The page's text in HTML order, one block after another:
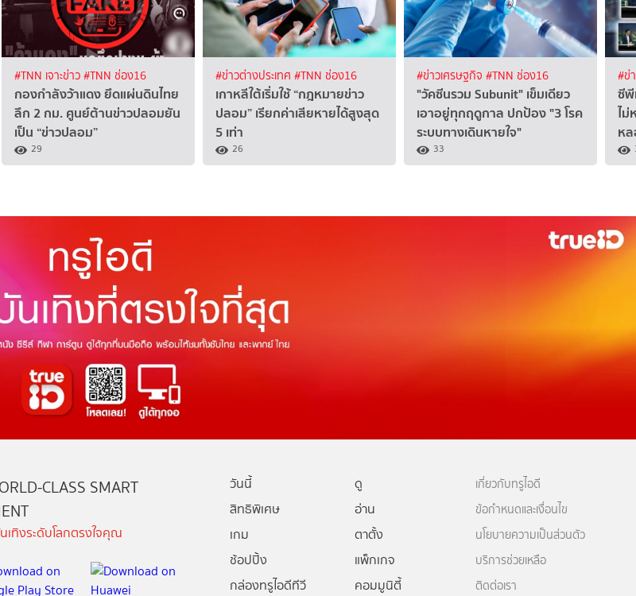
#TNN เจาะข่าว#TNN ช่อง16
กองกำลังว้าแดง ยึดแผ่นดินไทย
ลึก 2 กม. ศูนย์ต้านข่าวปลอมยัน
เป็น “ข่าวปลอม”
29
#ข่าวต่างประเทศ #TNN ช่อง16
เกาหลีใต้เริ่มใช้ “กฎหมายข่าว
ปลอม” เรียกค่าเสียหายได้สูงสุด
5 เท่า
26
#ข่าวเศรษฐกิจ #TNN ช่อง16
"วัคซีนรวม Subunit" เข็มเดียว
เอาอยู่ทุกฤดูกาล ปกป้อง "3 โรค
ระบบทางเดินหายใจ"
33
#ข่
ซีพี
ไม่
ห
CLASS SMART
ทิงระดับโลกตรงใจคุณ
วันนี้
ดู
สิทธิพิเศษ
อ่าน
เกม
ตาตั้ง
ช้อปปิ้ง
แพ็กเกจ
กล่องทรูไอดีทีวี
คอมมูนิตี้
เกี่ยวกับทรูไอดี
ข้อกำหนดและเงื่อนไข
นโยบายความเป็นส่วนตัว
บริการช่วยเหลือ
ติดต่อเรา